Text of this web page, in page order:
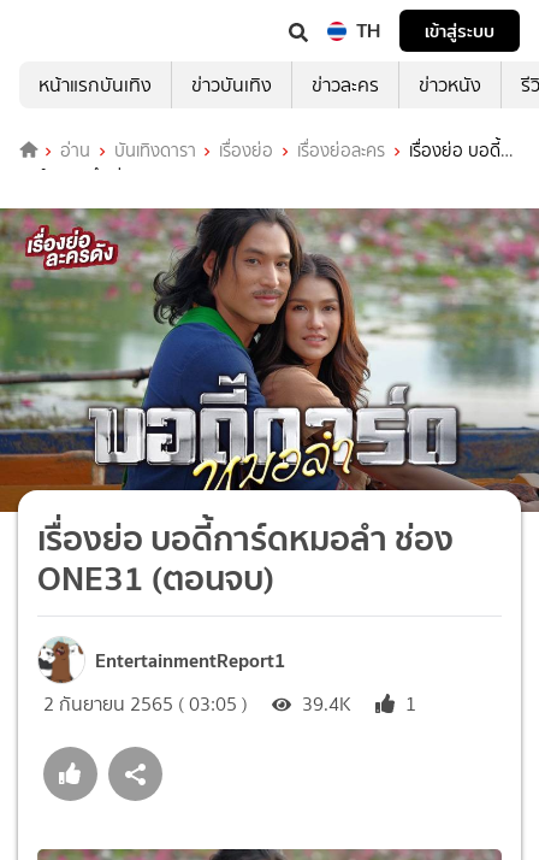
TH
เข้าสู่ระบบ
หน้าแรกบันเทิง
ข่าวบันเทิง ข่าวละคร ข่าวหนัง รี
อ่าน บันเทิงดารา เรื่องย่อ เรื่องย่อละคร
เรื่องย่อ บอดี้
การ์ดหมอลำ ช่อง ONE31 (ตอนจบ)
เรื่องย่อ บอดี้การ์ดหมอลำ ช่อง
ONE31 (ตอนจบ)
EntertainmentReport1
2 กันยายน 2565 ( 03:05 ) 39.4K 1